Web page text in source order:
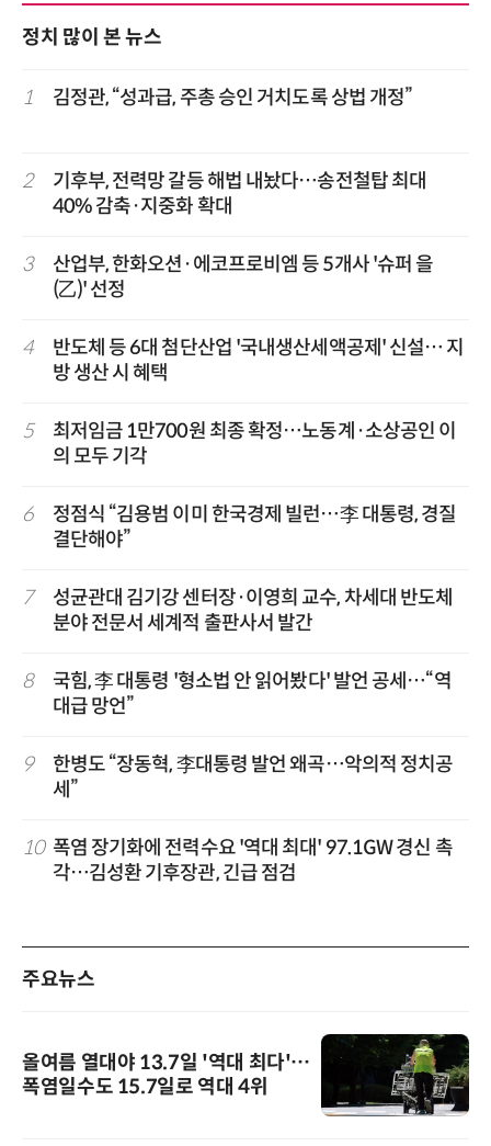
정치 많이 본 뉴스
1 김정관, “성과급, 주총 승인 거치도록 상법 개정”
2
기후부, 전력망 갈등 해법 내놨다…송전철탑 최대
40% 감축·지중화 확대
3
산업부, 한화오션·에코프로비엠 등 5개사 '슈퍼 을
(乙)' 선정
4
반도체 등 6대 첨단산업 '국내생산세액공제' 신설… 지
방 생산 시 혜택
5
최저임금 1만700원 최종 확정…노동계·소상공인 이
의 모두 기각
6
정점식 “김용범 이미 한국경제 빌런…李 대통령, 경질
결단해야”
7
성균관대 김기강 센터장·이영희 교수, 차세대 반도체
분야 전문서 세계적 출판사서 발간
8
국힘, 李 대통령 '형소법 안 읽어봤다' 발언 공세…“역
대급 망언”
9
한병도 “장동혁, 李대통령 발언 왜곡…악의적 정치공
세”
10 폭염 장기화에 전력수요 '역대 최대' 97.1GW 경신 촉
각…김성환 기후장관, 긴급 점검
주요뉴스
올여름 열대야 13.7일 '역대 최다'…
폭염일수도 15.7일로 역대 4위